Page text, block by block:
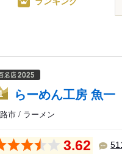
らーめん工房 魚一
市 / ラーメン
3.62